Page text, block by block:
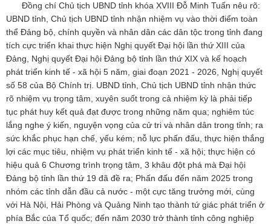
Đồng chí Chủ tịch UBND tỉnh khóa XVIII Đỗ Minh Tuấn nêu rõ:
UBND tỉnh, Chủ tịch UBND tỉnh nhận nhiệm vụ vào thời điểm toàn
thể Đảng bộ, chính quyền và nhân dân các dân tộc trong tỉnh đang
tích cực triển khai thực hiện Nghị quyết Đại hội lần thứ XIII của
Đảng, Nghị quyết Đại hội Đảng bộ tỉnh lần thứ XIX và kế hoạch
phát triển kinh tế - xã hội 5 năm, giai đoạn 2021 - 2026, Nghị quyết
số 58 của Bộ Chính trị. UBND tỉnh, Chủ tịch UBND tỉnh nhận thức
rõ nhiệm vụ trọng tâm, xuyên suốt trong cả nhiệm kỳ là phải tiếp
tục phát huy kết quả đạt được trong những năm qua; nghiêm túc
lắng nghe ý kiến, nguyện vọng của cử tri và nhân dân trong tỉnh; ra
sức khắc phục hạn chế, yếu kém; nỗ lực phấn đấu, thực hiện thắng
lợi các mục tiêu, nhiệm vụ phát triển kinh tế - xã hội; thực hiện có
hiệu quả 6 Chương trình trọng tâm, 3 khâu đột phá mà Đại hội
Đảng bộ tỉnh lần thứ 19 đã đề ra; Phấn đấu đến năm 2025 trong
nhóm các tỉnh dẫn đầu cả nước - một cực tăng trưởng mới, cùng
với Hà Nội, Hải Phòng và Quảng Ninh tạo thành tứ giác phát triển ở
phía Bắc của Tổ quốc; đến năm 2030 trở thành tỉnh công nghiệp